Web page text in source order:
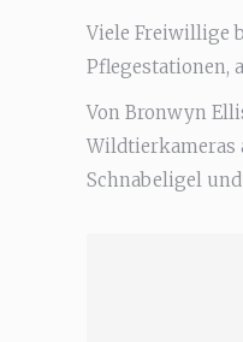
Viele Freiwillige
Pflegestationen,
Von Bronwyn
Wildtierkameras
Schnabeligel